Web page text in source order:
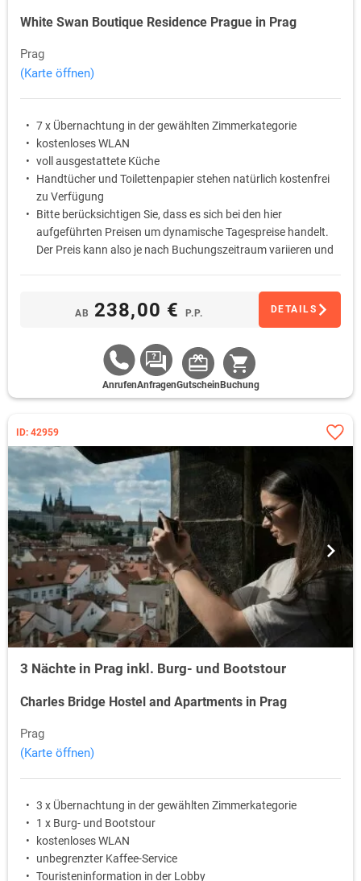
White Swan Boutique Residence Prague in Prag
Prag
(Karte öffnen)
7 x Übernachtung in der gewählten Zimmerkategorie
kostenloses WLAN
voll ausgestattete Küche
Handtücher und Toilettenpapier stehen natürlich kostenfrei
zu Verfügung
Bitte berücksichtigen Sie, dass es sich bei den hier
aufgeführten Preisen um dynamische Tagespreise handelt.
Der Preis kann also je nach Buchungszeitraum variieren und
AB 238,00 € P.P. DETAILS
AnrufenAnfragenGutschein Buchung
ID: 42959
3 Nächte in Prag inkl. Burg- und Bootstour
Charles Bridge Hostel and Apartments in Prag
Prag
(Karte öffnen)
3 x Übernachtung in der gewählten Zimmerkategorie
1 x Burg- und Bootstour
kostenloses WLAN
unbegrenzter Kaffee-Service
Touristeninformation in der Lobby